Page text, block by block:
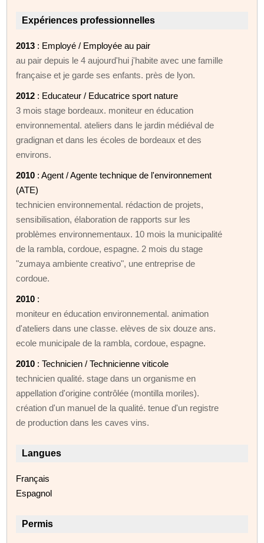
Expériences professionnelles
2013 : Employé / Employée au pair
au pair depuis le 4 aujourd'hui j'habite avec une famille
française et je garde ses enfants. près de lyon.
2012 : Educateur / Educatrice sport nature
3 mois stage bordeaux. moniteur en éducation
environnemental. ateliers dans le jardin médiéval de
gradignan et dans les écoles de bordeaux et des
environs.
2010 : Agent / Agente technique de l'environnement
(ATE)
technicien environnemental. rédaction de projets,
sensibilisation, élaboration de rapports sur les
problèmes environnementaux. 10 mois la municipalité
de la rambla, cordoue, espagne. 2 mois du stage
"zumaya ambiente creativo", une entreprise de
cordoue.
2010 :
moniteur en éducation environnemental. animation
d'ateliers dans une classe. elèves de six douze ans.
ecole municipale de la rambla, cordoue, espagne.
2010 : Technicien / Technicienne viticole
technicien qualité. stage dans un organisme en
appellation d'origine contrôlée (montilla moriles).
création d'un manuel de la qualité. tenue d'un registre
de production dans les caves vins.
Langues
Français
Espagnol
Permis